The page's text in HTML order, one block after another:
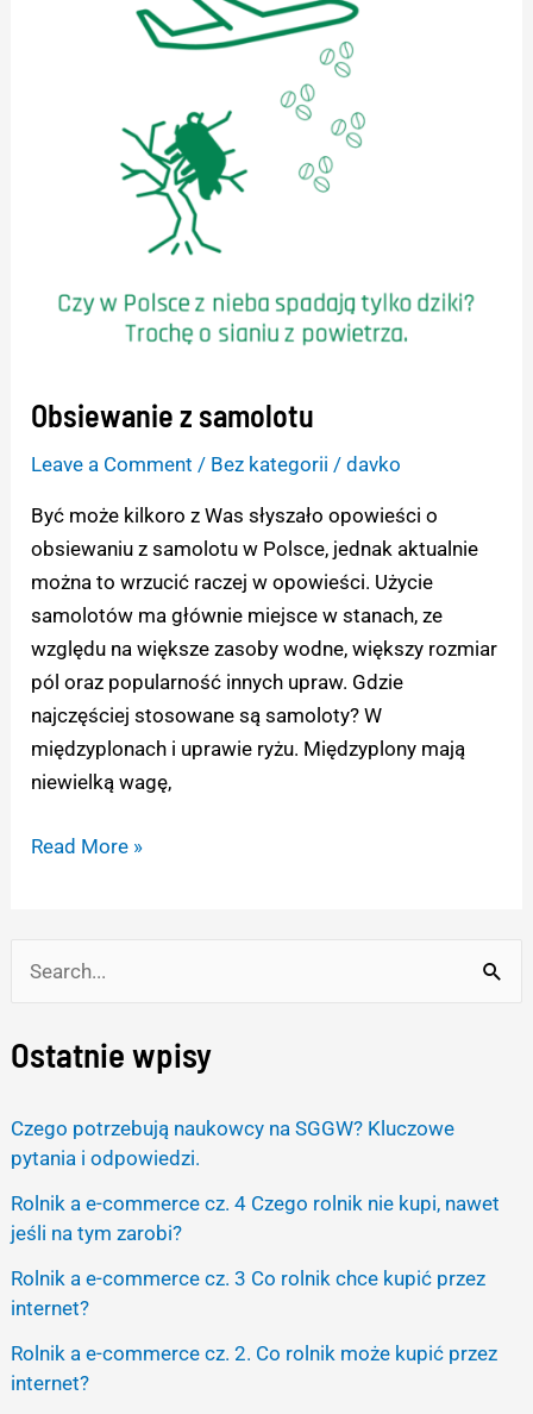
a
c
f
r
:
Ostatnie wpisy
Czego potrzebują naukowcy na SGGW? Kluczowe
pytania i odpowiedzi.
Rolnik a e-commerce cz. 4 Czego rolnik nie kupi, nawet
jeśli na tym zarobi?
Rolnik a e-commerce cz. 3 Co rolnik chce kupić przez
internet?
Rolnik a e-commerce cz. 2. Co rolnik może kupić przez
internet?
Obsiewanie z samolotu
Leave a Comment / Bez kategorii /davko
Być może kilkoro z Was słyszało opowieści o
obsiewaniu z samolotu w Polsce, jednak aktualnie
można to wrzucić raczej w opowieści. Użycie
samolotów ma głównie miejsce w stanach, ze
względu na większe zasoby wodne, większy rozmiar
pól oraz popularność innych upraw. Gdzie
najczęściej stosowane są samoloty? W
międzyplonach i uprawie ryżu. Międzyplony mają
niewielką wagę,
Read More »